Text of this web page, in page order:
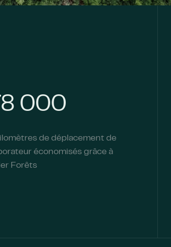
000
de déplacement de
économisés grâce à
Forêts